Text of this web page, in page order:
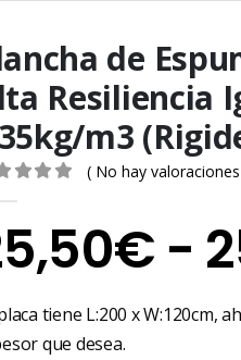
de
Resiliencia
m3
( No hay
€ -
tiene L:200 x W:120cm,
que desea.